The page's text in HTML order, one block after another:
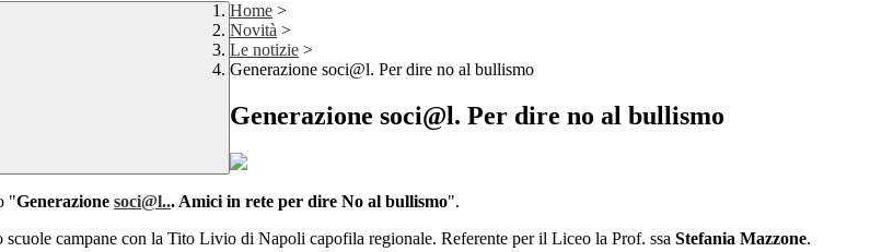
Home >
Novità >
Le notizie >
Generazione soci@l. Per dire no al bullismo
Generazione soci@l. Per dire no al bullismo
"Generazione soci@l... Amici in rete per dire No al bullismo".
campane con la Tito Livio di Napoli capofila regionale. Referente per il Liceo la Prof. ssa Stefania Mazzone.